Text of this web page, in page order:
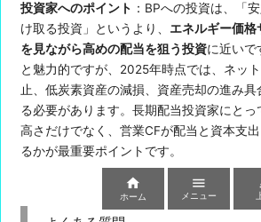
投資家へのポイント ：BPへの投資は、「
け取る投資」というより、 エネルギー価
を見ながら高めの配当を狙う投資に近いで
と魅力的ですが、2025年時点では、ネッ
止、低炭素資産の減損、資産売却の進み具
る必要があります。長期配当投資家にと
高さだけでなく、営業CFが配当と資本支
るかが最重要ポイントです。

ホーム

メニュー